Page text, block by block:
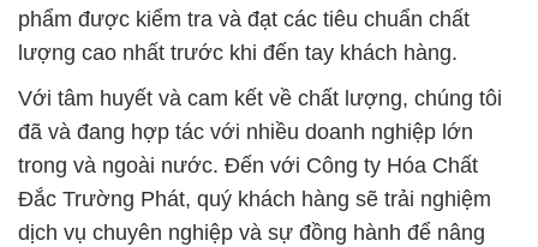
phẩm được kiểm tra và đạt các tiêu chuẩn chất
lượng cao nhất trước khi đến tay khách hàng.
Với tâm huyết và cam kết về chất lượng, chúng tôi
đã và đang hợp tác với nhiều doanh nghiệp lớn
trong và ngoài nước. Đến với Công ty Hóa Chất
Đắc Trường Phát, quý khách hàng sẽ trải nghiệm
dịch vụ chuyên nghiệp và sự đồng hành để nâng